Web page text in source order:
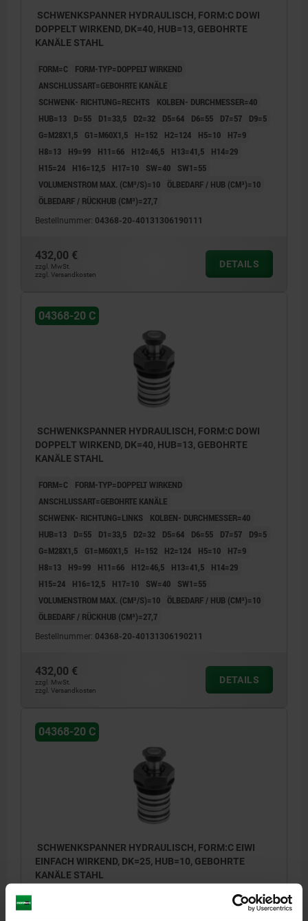
SCHWENKSPANNER HYDRAULISCH, FORM:C DOWI
DOPPELT WIRKEND, DK=40, HUB=13, GEBOHRTE
KANÄLE STAHL
FORM=C
FORM-TYP=DOPPELT WIRKEND
ANSCHLUSSART=GEBOHRTE KANÄLE
SCHWENK- RICHTUNG=RECHTS
KOLBEN- DURCHMESSER=40
HUB=13
D=55 D1=33,5 D2=32 D5=64 D6=55 D7=57
D9=5
G=M28X1,5
G1=M60X1,5 H=152 H2=124 H5=10
H7=9
H8=13
H9=99 H11=66 H12=46,5 H13=41,5
H14=29
H15=24
H16=12,5 H17=10 SW=40
SW1=55
VOLUMENSTROM MAX. (CM³/S)=10
ÖLBEDARF / HUB (CM³)=10
ÖLBEDARF / RÜCKHUB (CM³)=27,7
Bestellnummer: 04368-20-40131306190111
432,00 €
zzgl. MwSt.
zzgl. Versandkosten
DETAILS
04368-20 C
SCHWENKSPANNER HYDRAULISCH, FORM:C DOWI
DOPPELT WIRKEND, DK=40, HUB=13, GEBOHRTE
KANÄLE STAHL
FORM=C
FORM-TYP=DOPPELT WIRKEND
ANSCHLUSSART=GEBOHRTE KANÄLE
SCHWENK- RICHTUNG=LINKS
KOLBEN- DURCHMESSER=40
HUB=13
D=55 D1=33,5 D2=32 D5=64 D6=55 D7=57
D9=5
G=M28X1,5
G1=M60X1,5 H=152 H2=124 H5=10
H7=9
H8=13
H9=99 H11=66 H12=46,5 H13=41,5
H14=29
H15=24
H16=12,5 H17=10 SW=40
SW1=55
VOLUMENSTROM MAX. (CM³/S)=10
ÖLBEDARF / HUB (CM³)=10
ÖLBEDARF / RÜCKHUB (CM³)=27,7
Bestellnummer: 04368-20-40131306190211
432,00 €
zzgl. MwSt.
zzgl. Versandkosten
DETAILS
04368-20 C
SCHWENKSPANNER HYDRAULISCH, FORM:C EIWI
EINFACH WIRKEND, DK=25, HUB=10, GEBOHRTE
KANÄLE STAHL